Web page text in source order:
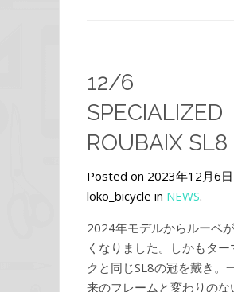
12/6
SPECIALIZED
ROUBAIX SL8
Posted on 2023年12月6
loko_bicycle in NEWS.
2024年モデルからルーベ
くなりました。しかもター
クと同じSL8の冠を戴き。
来のフレームと変わりのな